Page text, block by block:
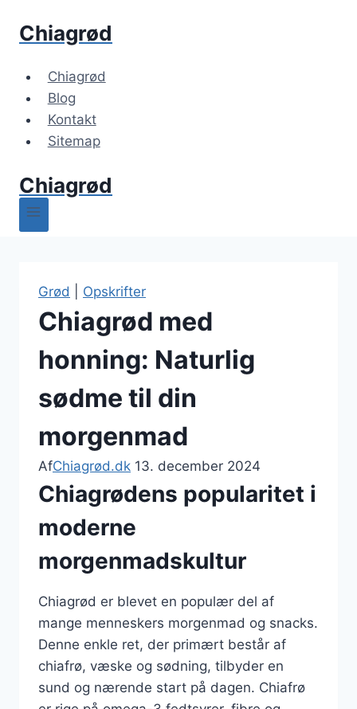
Chiagrød
Chiagrød
Blog
Kontakt
Sitemap
Chiagrød
Grød Opskrifter
Chiagrød med
honning: Naturlig
sødme til din
morgenmad
AfChiagrød.dk 13. december 2024
Chiagrødens popularitet i
moderne
morgenmadskultur
Chiagrød er blevet en populær del af
mange menneskers morgenmad og snacks.
Denne enkle ret, der primært består af
chiafrø, væske og sødning, tilbyder en
sund og nærende start på dagen. Chiafrø